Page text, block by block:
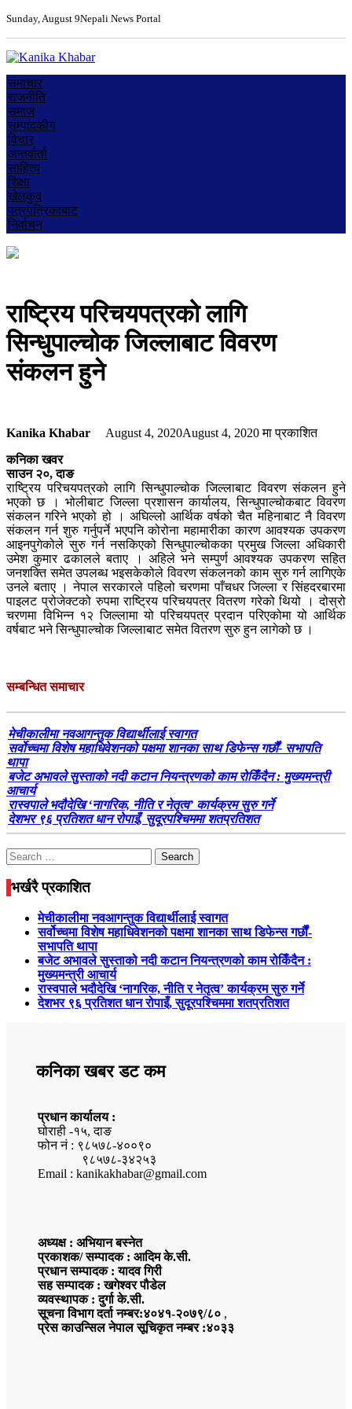
Sunday, August 9Nepali News Portal
समाचार
राजनीति
समाज
सम्पादकीय
विचार
अन्तर्वार्ता
साहित्य
शिक्षा
खेलकुद
पत्रपत्रिकाबाट
निर्वाचन
राष्ट्रिय परिचयपत्रको लागि
सिन्धुपाल्चोक जिल्लाबाट विवरण
संकलन हुने
Kanika Khabar August 4, 2020August 4, 2020मा प्रकाशित
कनिका खवर
साउन २०, दाङ
राष्ट्रिय परिचयपत्रको लागि सिन्धुपाल्चोक जिल्लाबाट विवरण संकलन हुने
भएको छ । भोलीबाट जिल्ला प्रशासन कार्यालय, सिन्धुपाल्चोकबाट विवरण
संकलन गरिने भएको हो । अघिल्लो आर्थिक वर्षको चैत महिनाबाट नै विवरण
संकलन गर्न शुरु गर्नुपर्ने भएपनि कोरोना महामारीका कारण आवश्यक उपकरण
आइनपुगेकोले सुरु गर्न नसकिएको सिन्धुपाल्चोकका प्रमुख जिल्ला अधिकारी
उमेश कुमार ढकालले बताए । अहिले भने सम्पुर्ण आवश्यक उपकरण सहित
जनशक्ति समेत उपलब्ध भइसकेकोले विवरण संकलनको काम सुरु गर्न लागिएके
उनले बताए । नेपाल सरकारले पहिलो चरणमा पाँचधर जिल्ला र सिंहदरबारमा
पाइलट प्रोजेक्टको रुपमा राष्ट्रिय परिचयपत्र वितरण गरेको थियो । दोस्रो
चरणमा विभिन्न १२ जिल्लामा यो परिचयपत्र प्रदान परिएकोमा यो आर्थिक
वर्षबाट भने सिन्धुपाल्चोक जिल्लाबाट समेत वितरण सुरु हुन लागेको छ ।
सम्बन्धित समाचार
मेचीकालीमा नवआगन्तुक विद्यार्थीलाई स्वागत
सर्वोच्चमा विशेष महाधिवेशनको पक्षमा शानका साथ डिफेन्स गर्छौं- सभापति
थापा
बजेट अभावले सुस्ताको नदी कटान नियन्त्रणको काम रोकिँदैन : मुख्यमन्त्री
आचार्य
रास्वपाले भदौदेखि ‘नागरिक, नीति र नेतृत्व’ कार्यक्रम सुरु गर्ने
देशभर ९६ प्रतिशत धान रोपाइँ, सुदूरपश्चिममा शतप्रतिशत
Search
for:
भर्खरै प्रकाशित
मेचीकालीमा नवआगन्तुक विद्यार्थीलाई स्वागत
सर्वोच्चमा विशेष महाधिवेशनको पक्षमा शानका साथ डिफेन्स गर्छौं-
सभापति थापा
बजेट अभावले सुस्ताको नदी कटान नियन्त्रणको काम रोकिँदैन :
मुख्यमन्त्री आचार्य
रास्वपाले भदौदेखि ‘नागरिक, नीति र नेतृत्व’ कार्यक्रम सुरु गर्ने
देशभर ९६ प्रतिशत धान रोपाइँ, सुदूरपश्चिममा शतप्रतिशत
कनिका खबर डट कम
प्रधान कार्यालय :
घोराही -१५, दाङ
फोन नं : ९८५७८-४००९०
९८५७८-३४२५३
Email : kanikakhabar@gmail.com
अध्यक्ष : अभियान बस्नेत
प्रकाशक/ सम्पादक : आदिम के.सी.
प्रधान सम्पादक : यादव गिरी
सह सम्पादक : खगेश्वर पौडेल
व्यवस्थापक : दुर्गा के.सी.
सूचना विभाग दर्ता नम्बर:४०४१-२०७९/८० ,
प्रेस काउन्सिल नेपाल सूचिकृत नम्बर :४०३३